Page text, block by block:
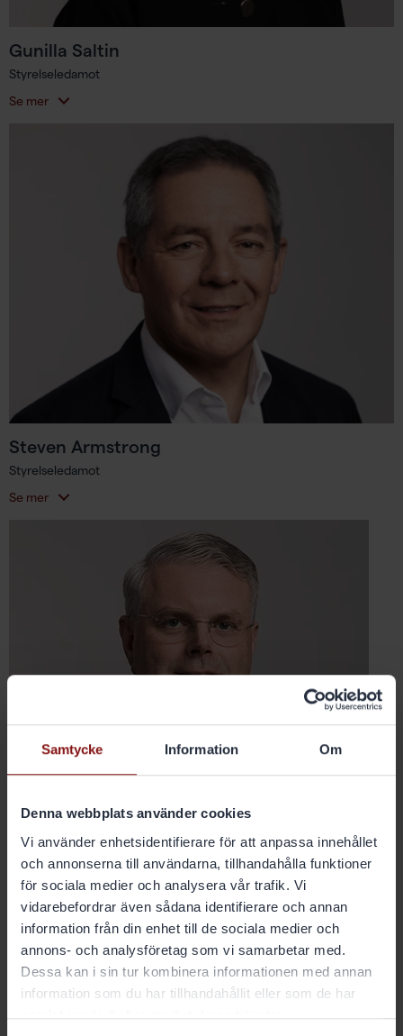
Samtycke Information Om
Denna webbplats använder cookies
Vi använder enhetsidentifierare för att anpassa innehållet
och annonserna till användarna, tillhandahålla funktioner
för sociala medier och analysera vår trafik. Vi
vidarebefordrar även sådana identifierare och annan
information från din enhet till de sociala medier och
annons- och analysföretag som vi samarbetar med.
Dessa kan i sin tur kombinera informationen med annan
information som du har tillhandahållit eller som de har
samlat in när du har använt deras tjänster.
Gunilla Saltin
Styrelseledamot
Se mer
Steven Armstrong
Styrelseledamot
Se mer
Mikael Bratt
Styrelseledamot
Se mer